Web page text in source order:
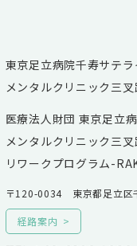
東京足立病院千寿サテラ
メンタルクリニック三叉
医療法人財団 東京足立
メンタルクリニック三叉
リワークプログラム-
〒120-0034 東京都足立区
経路案内